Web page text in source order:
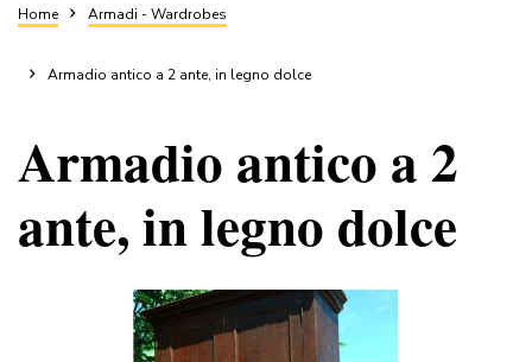
Briciole
di
pane
Home Armadi - Wardrobes
Armadio antico a 2 ante, in legno dolce
Armadio antico a 2
ante, in legno dolce